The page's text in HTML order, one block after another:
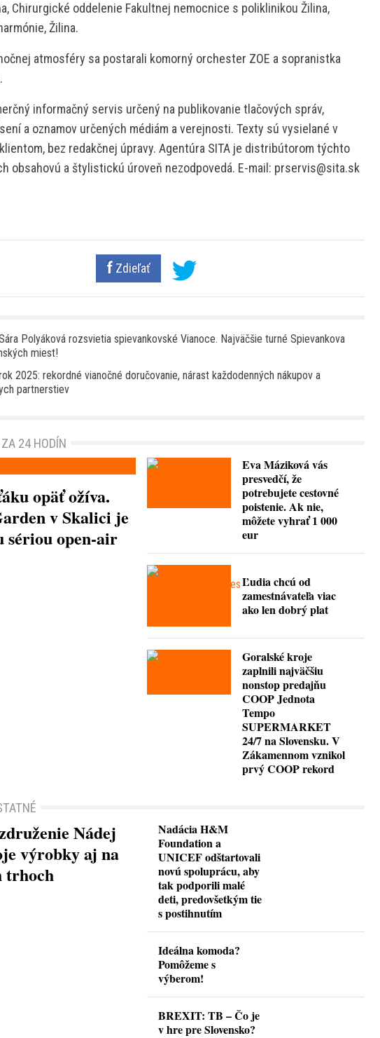
Chirurgické oddelenie Fakultnej nemocnice s poliklinikou Žilina,
Žilina.
atmosféry sa postarali komorný orchester ZOE a sopranistka
informačný servis určený na publikovanie tlačových správ,
a oznamov určených médiám a verejnosti. Texty sú vysielané v
bez redakčnej úpravy. Agentúra SITA je distribútorom týchto
obsahovú a štylistickú úroveň nezodpovedá. E-mail: prservis@sita.sk
Zdieľať
Polyáková rozsvietia spievankovské Vianoce. Najväčšie turné Spievankova
miest!
2025: rekordné vianočné doručovanie, nárast každodenných nákupov a
partnerstiev
24 HODÍN
opäť ožíva.
v Skalici je
sériou open-air
Eva Máziková vás
presvedčí, že
potrebujete cestovné
poistenie. Ak nie,
môžete vyhrať 1 000
eur
Ľudia chcú od
zamestnávateľa viac
ako len dobrý plat
Goralské kroje
zaplnili najväčšiu
nonstop predajňu
COOP Jednota
Tempo
SUPERMARKET
24/7 na Slovensku. V
Zákamennom vznikol
prvý COOP rekord
Nádej
výrobky aj na
trhoch
Nadácia H&M
Foundation a
UNICEF odštartovali
novú spoluprácu, aby
tak podporili malé
deti, predovšetkým tie
s postihnutím
Ideálna komoda?
Pomôžeme s
výberom!
BREXIT: TB – Čo je
v hre pre Slovensko?